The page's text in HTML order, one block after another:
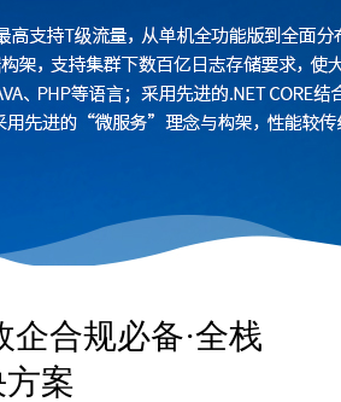
合规必备·全栈
案